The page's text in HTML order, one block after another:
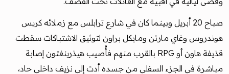
صباح 20 أبريل وبينما كان في شارع ترابلس مع زملائه كريس
هوندروس وغاي مارتن ومايكل براون لتوثيق الاشتباكات سقطت
قذيفة هاون أو RPG بالقرب منهم فأُصيب هيذرينغتون إصابة
مباشرة في الجزء السفلي من جسده أدت إلى نزيف داخلي حاد،